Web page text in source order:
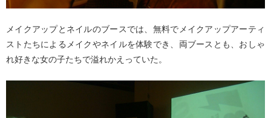
メイクアップとネイルのブースでは、無料でメイクアップアーティ
ストたちによるメイクやネイルを体験でき、両ブースとも、おしゃ
れ好きな女の子たちで溢れかえっていた。